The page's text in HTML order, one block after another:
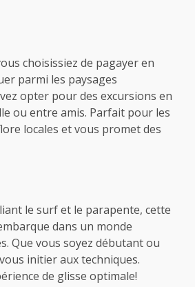
choisissiez de pagayer en
parmi les paysages
opter pour des excursions en
ou entre amis. Parfait pour les
locales et vous promet des
le surf et le parapente, cette
dans un monde
Que vous soyez débutant ou
initier aux techniques.
de glisse optimale!